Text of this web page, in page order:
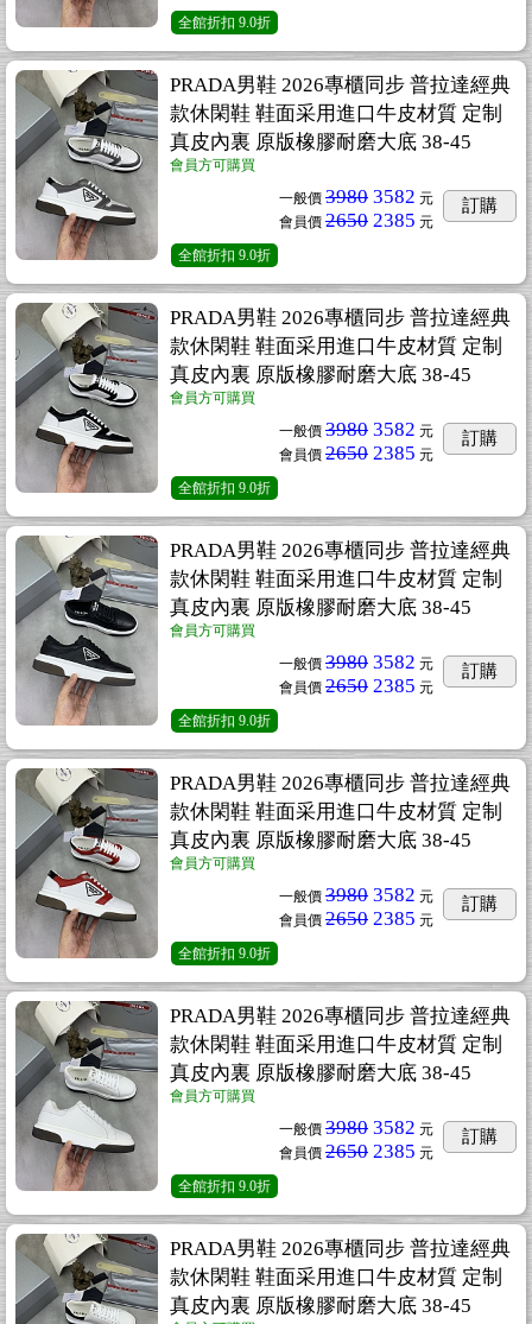
全館折扣 9.0折
PRADA男鞋 2026專櫃同步 普拉達經典
款休閑鞋 鞋面采用進口牛皮材質 定制
真皮內裏 原版橡膠耐磨大底 38-45
會員方可購買
一般價 3980 3582 元
會員價 2650 2385 元
訂購
全館折扣 9.0折
PRADA男鞋 2026專櫃同步 普拉達經典
款休閑鞋 鞋面采用進口牛皮材質 定制
真皮內裏 原版橡膠耐磨大底 38-45
會員方可購買
一般價 3980 3582 元
會員價 2650 2385 元
訂購
全館折扣 9.0折
PRADA男鞋 2026專櫃同步 普拉達經典
款休閑鞋 鞋面采用進口牛皮材質 定制
真皮內裏 原版橡膠耐磨大底 38-45
會員方可購買
一般價 3980 3582 元
會員價 2650 2385 元
訂購
全館折扣 9.0折
PRADA男鞋 2026專櫃同步 普拉達經典
款休閑鞋 鞋面采用進口牛皮材質 定制
真皮內裏 原版橡膠耐磨大底 38-45
會員方可購買
一般價 3980 3582 元
會員價 2650 2385 元
訂購
全館折扣 9.0折
PRADA男鞋 2026專櫃同步 普拉達經典
款休閑鞋 鞋面采用進口牛皮材質 定制
真皮內裏 原版橡膠耐磨大底 38-45
會員方可購買
一般價 3980 3582 元
會員價 2650 2385 元
訂購
全館折扣 9.0折
PRADA男鞋 2026專櫃同步 普拉達經典
款休閑鞋 鞋面采用進口牛皮材質 定制
真皮內裏 原版橡膠耐磨大底 38-45